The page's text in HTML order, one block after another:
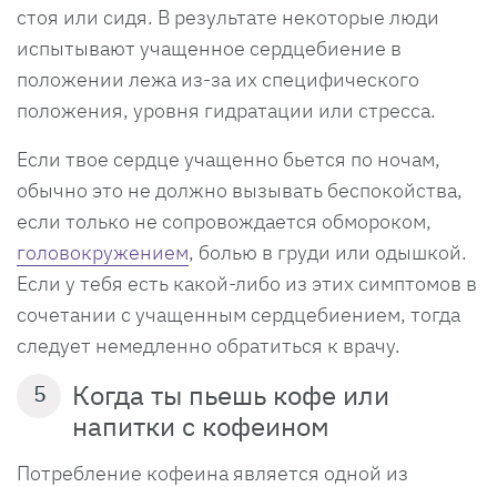
стоя или сидя. В результате некоторые люди
испытывают учащенное сердцебиение в
положении лежа из-за их специфического
положения, уровня гидратации или стресса.
Если твое сердце учащенно бьется по ночам,
обычно это не должно вызывать беспокойства,
если только не сопровождается обмороком,
головокружением, болью в груди или одышкой.
Если у тебя есть какой-либо из этих симптомов в
сочетании с учащенным сердцебиением, тогда
следует немедленно обратиться к врачу.
5
Когда ты пьешь кофе или
напитки с кофеином
Потребление кофеина является одной из